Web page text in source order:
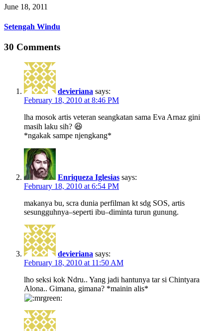
June 18, 2011
Setengah Windu
30 Comments
devieriana says:
February 18, 2010 at 8:46 PM
lha mosok artis veteran seangkatan sama Eva Arnaz gini
masih laku sih? 😆
*ngakak sampe njengkang*
Enriqueza Iglesias says:
February 18, 2010 at 6:54 PM
makanya bu, scra dunia perfilman kt sdg SOS, artis
sesungguhnya–seperti ibu–diminta turun gunung.
devieriana says:
February 18, 2010 at 11:50 AM
lho seksi kok Ndru.. Yang jadi hantunya tar si Chintyara
Alona.. Gimana, gimana? *mainin alis*